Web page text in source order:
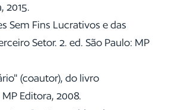
2015.
Sem Fins Lucrativos e das
Setor. 2. ed. São Paulo: MP
(coautor), do livro
Editora, 2008.